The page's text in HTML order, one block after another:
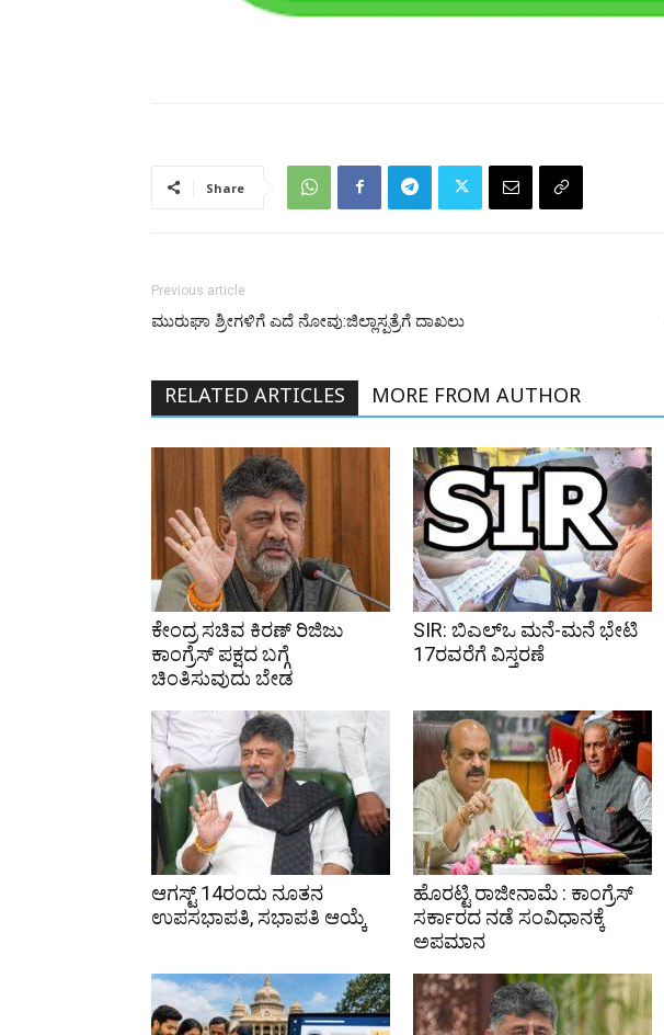
Share
Previous article
ಮುರುಘಾ ಶ್ರೀಗಳಿಗೆ ಎದೆ ನೋವು:ಜಿಲ್ಲಾಸ್ಪತ್ರೆಗೆ ದಾಖಲು
RELATED ARTICLES MORE FROM AUTHOR
ಕೇಂದ್ರ ಸಚಿವ ಕಿರಣ್ ರಿಜಿಜು
ಕಾಂಗ್ರೆಸ್ ಪಕ್ಷದ ಬಗ್ಗೆ
ಚಿಂತಿಸುವುದು ಬೇಡ
SIR: ಬಿಎಲ್ಒ ಮನೆ-ಮನೆ ಭೇಟಿ
17ರವರೆಗೆ ವಿಸ್ತರಣೆ
ಆಗಸ್ಟ್ 14ರಂದು ನೂತನ
ಉಪಸಭಾಪತಿ, ಸಭಾಪತಿ ಆಯ್ಕೆ
ಹೊರಟ್ಟಿ ರಾಜೀನಾಮೆ : ಕಾಂಗ್ರೆಸ್
ಸರ್ಕಾರದ ನಡೆ ಸಂವಿಧಾನಕ್ಕೆ
ಅಪಮಾನ